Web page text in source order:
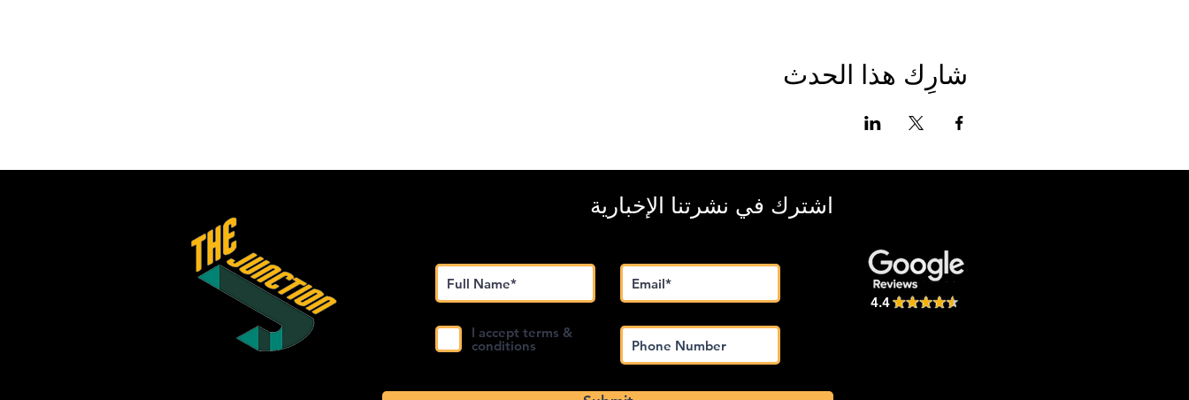
شارِك هذا الحدث
اشترك في نشرتنا الإخبارية
I accept terms &
conditions
4.4